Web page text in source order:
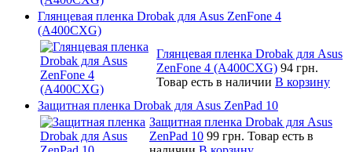
Глянцевая пленка Drobak для Asus ZenFone 4
(A400CXG)
Глянцевая пленка Drobak для Asus
ZenFone 4 (A400CXG) 94 грн.
Товар есть в наличии В корзину
Защитная пленка Drobak для Asus ZenPad 10
Защитная пленка Drobak для Asus
ZenPad 10 99 грн. Товар есть в